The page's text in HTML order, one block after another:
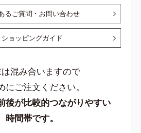
るご質問・お問い合わせ
ショッピングガイド
は混み合いますので
にご注文ください。
後が比較的つながりやすい
時間帯です。